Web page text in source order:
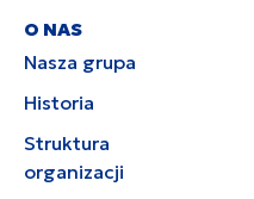
O NAS
Nasza grupa
Historia
Struktura
organizacji